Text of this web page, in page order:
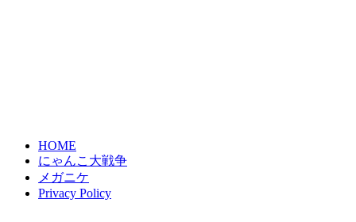
HOME
にゃんこ大戦争
メガニケ
Privacy Policy